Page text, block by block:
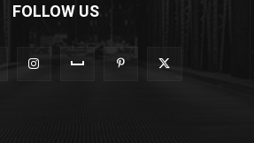
FOLLOW US